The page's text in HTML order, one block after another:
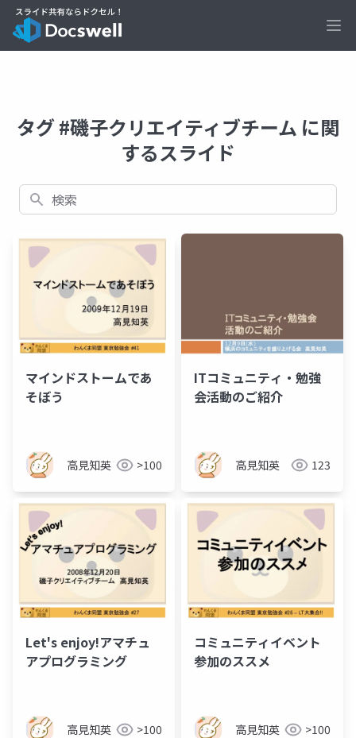
タグ #磯子クリエイティブチーム に関
するスライド
検索
マインドストームであ
そぼう
高見知英 >100
ITコミュニティ・勉強
会活動のご紹介
高見知英 123
Let's enjoy!アマチュ
アプログラミング
高見知英 >100
コミュニティイベント
参加のススメ
高見知英 >100